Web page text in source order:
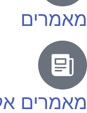
מאמרים
מאמרים